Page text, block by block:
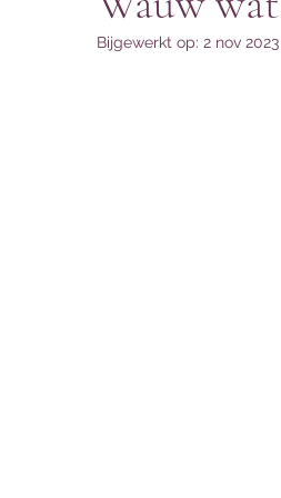
Bijgewerkt op: 2 nov 2023